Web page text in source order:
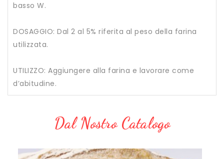
basso W.
DOSAGGIO: Dal 2 al 5% riferita al peso della farina
utilizzata.
UTILIZZO: Aggiungere alla farina e lavorare come
d’abitudine.
Dal Nostro Catalogo